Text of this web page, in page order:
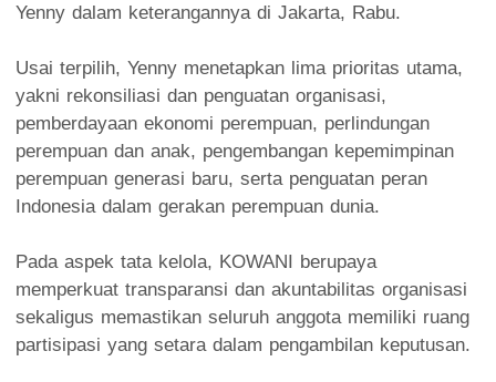
Yenny dalam keterangannya di Jakarta, Rabu.
Usai terpilih, Yenny menetapkan lima prioritas utama,
yakni rekonsiliasi dan penguatan organisasi,
pemberdayaan ekonomi perempuan, perlindungan
perempuan dan anak, pengembangan kepemimpinan
perempuan generasi baru, serta penguatan peran
Indonesia dalam gerakan perempuan dunia.
Pada aspek tata kelola, KOWANI berupaya
memperkuat transparansi dan akuntabilitas organisasi
sekaligus memastikan seluruh anggota memiliki ruang
partisipasi yang setara dalam pengambilan keputusan.